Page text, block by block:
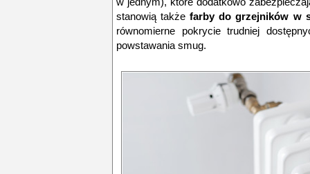
stanowią takżefarby do grzejników w
równomierne pokrycie trudniej
powstawania smug.